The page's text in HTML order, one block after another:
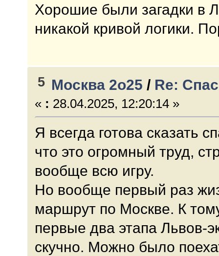
Хорошие были загадки в
никакой кривой логики.
5 Москва 2о25 / Re:
« : 28.04.2025, 12:20:14 »
Я всегда готова сказать
что это огромный труд,
вообще всю игру.
Но вообще первый раз
маршрут по Москве. К
первые два этапа Львов-
скучно. Можно было